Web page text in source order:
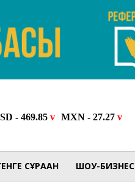
СҰРАҒАН ШОУ-БИЗНЕС